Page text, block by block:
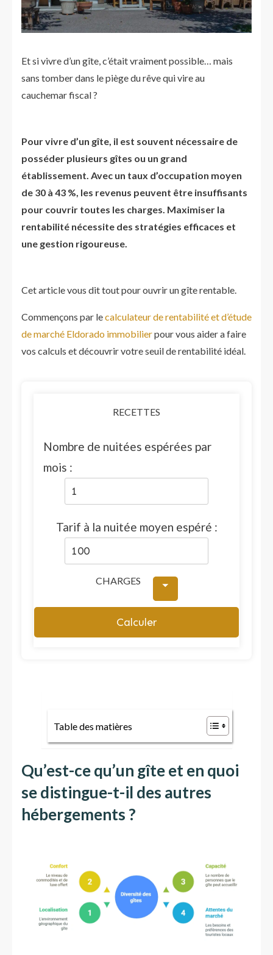
Et si vivre d’un gîte, c’était vraiment possible… mais
sans tomber dans le piège du rêve qui vire au
cauchemar fiscal ?
Pour vivre d’un gîte, il est souvent nécessaire de
posséder plusieurs gîtes ou un grand
établissement. Avec un taux d’occupation moyen
de 30 à 43 %, les revenus peuvent être insuffisants
pour couvrir toutes les charges. Maximiser la
rentabilité nécessite des stratégies efficaces et
une gestion rigoureuse.
Cet article vous dit tout pour ouvrir un gîte rentable.
Commençons par lecalculateur de rentabilité et d’étude
de marché Eldorado immobilierpour vous aider a faire
vos calculs et découvrir votre seuil de rentabilité idéal.
RECETTES
Nombre de nuitées espérées par
mois :
Tarif à la nuitée moyen espéré :
CHARGES ⏷
Calculer
Table des matières
Qu’est-ce qu’un gîte et en quoi
se distingue-t-il des autres
hébergements ?